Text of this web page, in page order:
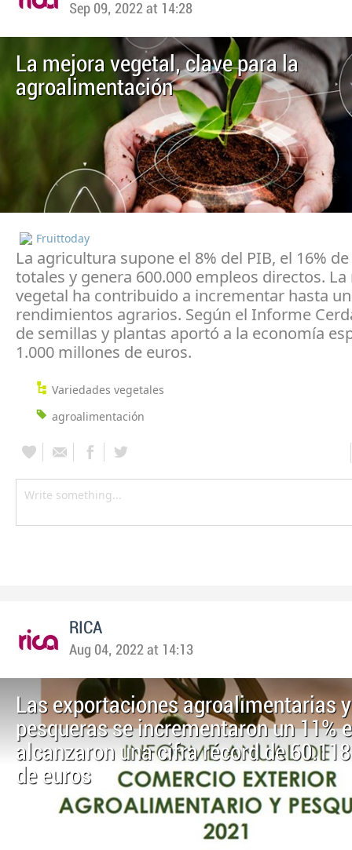
Sep 09, 2022 at 14:28
La mejora vegetal, clave para la
agroalimentación
Fruittoday
La agricultura supone el 8% del PIB, el 16%
totales y genera 600.000 empleos directos.
vegetal ha contribuido a incrementar hasta
rendimientos agrarios. Según el Informe
de semillas y plantas aportó a la economía
1.000 millones de euros.
Variedades vegetales
agroalimentación
RICA
Aug 04, 2022 at 14:13
Las exportaciones agroalimentarias y
pesqueras se incrementaron un 11%
alcanzaron una cifra récord de
de euros